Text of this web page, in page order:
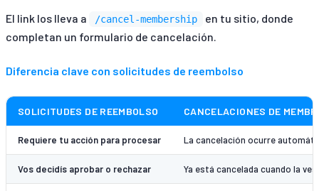
El link los lleva a /cancel-membership
en tu sitio, donde
completan un formulario de cancelación.
Diferencia clave con solicitudes de reembolso
SOLICITUDES DE REEMBOLSO CANCELACIONES DE
Requiere tu acción para procesar La cancelación ocurre
Vos decidís aprobar o rechazar Ya está cancelada cuando la ves